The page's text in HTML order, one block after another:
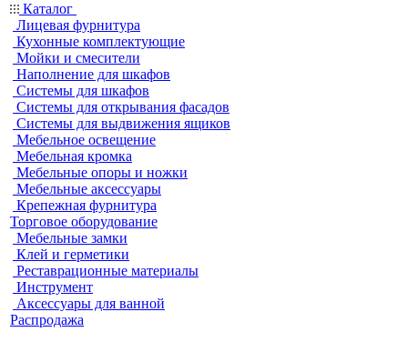
Каталог
Лицевая фурнитура
Кухонные комплектующие
Мойки и смесители
Наполнение для шкафов
Системы для шкафов
Системы для открывания фасадов
Системы для выдвижения ящиков
Мебельное освещение
Мебельная кромка
Мебельные опоры и ножки
Мебельные аксессуары
Крепежная фурнитура
Торговое оборудование
Мебельные замки
Клей и герметики
Реставрационные материалы
Инструмент
Аксессуары для ванной
Распродажа